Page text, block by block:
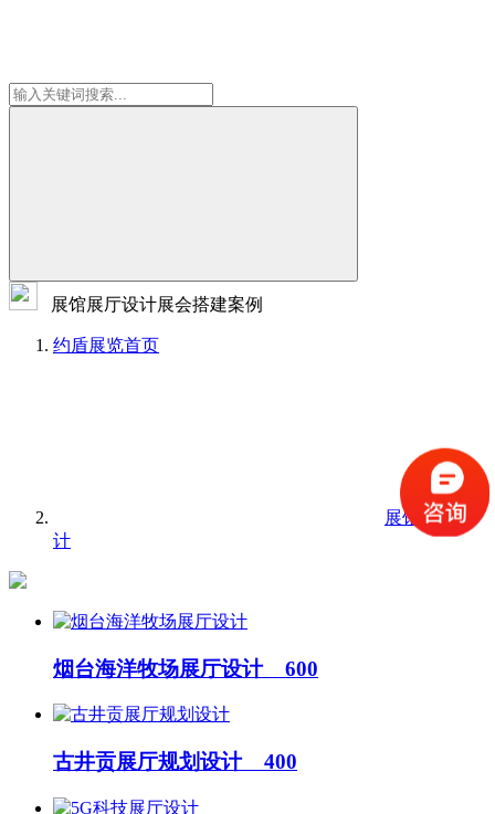
展馆展厅设计展会搭建案例
约盾展览首页
展馆展厅设
计
烟台海洋牧场展厅设计 600
古井贡展厅规划设计 400